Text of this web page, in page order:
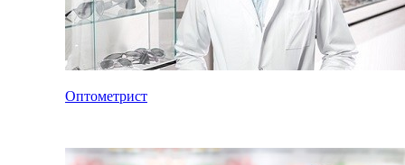
Оптометрист